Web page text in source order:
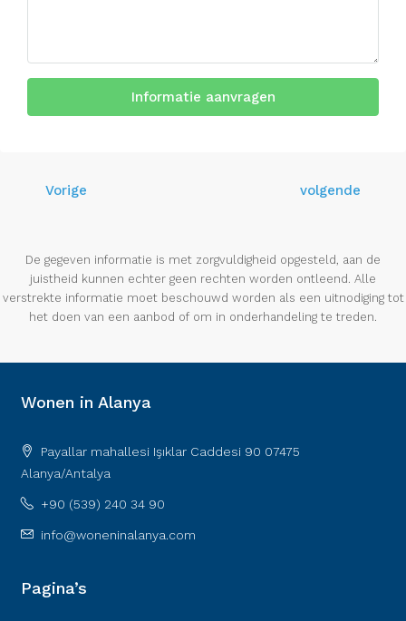
Informatie aanvragen
Vorige volgende
De gegeven informatie is met zorgvuldigheid opgesteld, aan de
juistheid kunnen echter geen rechten worden ontleend. Alle
verstrekte informatie moet beschouwd worden als een uitnodiging tot
het doen van een aanbod of om in onderhandeling te treden.
Wonen in Alanya
Payallar mahallesi Işıklar Caddesi 90 07475
Alanya/Antalya
+90 (539) 240 34 90
info@woneninalanya.com
Pagina’s